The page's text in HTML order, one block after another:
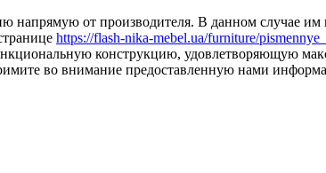
напрямую от производителя. В данном случае
https://flash-nika-mebel.ua/furniture/
конструкцию, удовлетворяющую
во внимание предоставленную нами